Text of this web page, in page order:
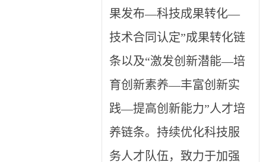
果发布—科技成果转化—
技术合同认定”成果转化链
条以及“激发创新潜能—培
育创新素养—丰富创新实
践—提高创新能力”人才培
养链条。持续优化科技服
务人才队伍，致力于加强